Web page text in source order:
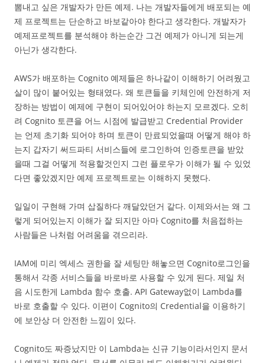
뽐내고 싶은 개발자가 만든 예제. 나는 개발자들에게 배포되는 예
제 프로젝트는 단순하고 바보같아야 한다고 생각한다. 개발자가
예제프로젝트를 분석해야 하는순간 그건 예제가 아니게 되는게
아닌가 생각한다.
AWS가 배포하는 Cognito 예제들은 하나같이 이해하기 어려웠고
살이 많이 붙어있는 형태였다. 왜 토큰들을 키체인에 안전하게 저
장하는 방법이 예제에 구현이 되어있어야 하는지 모르겠다. 오히
려 Cognito 토큰을 어느 시점에 발급받고 Credential Provider
는 언제 초기화 되어야 하며 토큰이 만료되었을때 어떻게 해야 하
는지 갑자기 써드파티 서비스들에 로그인하여 인증토큰을 받았
을때 그걸 어떻게 적용할것인지 그런 플로우가 이해가 될 수 있었
다면 좋았겠지만 예제 프로젝트로는 이해하지 못했다.
일일이 구현해 가며 삽질하다 깨달았던거 같다. 이제와서는 왜 그
렇게 되어있는지 이해가 잘 되지만 아마 Cognito를 처음접하는
사람들은 나처럼 어려움을 겪으리라.
IAM에 미리 엑세스 권한을 잘 세팅만 해놓으면 Cognito로그인을
통해서 각종 서비스들을 바로바로 사용할 수 있게 된다. 제일 처
음 시도한게 Lambda 함수 호출. API Gateway없이 Lambda를
바로 호출할 수 있다. 이편이 Cognito의 Credential을 이용하기
에 보안상 더 안전한 느낌이 있다.
Cognito도 짜증났지만 이 Lambda는 신규 기능이라서인지 문서